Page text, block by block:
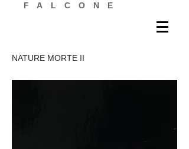
FALCONE
NATURE MORTE II​